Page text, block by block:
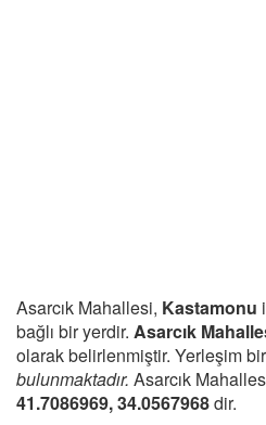
Asarcık Mahallesi, Kastamonu
bağlı bir yerdir. Asarcık
olarak belirlenmiştir. Yerleşim
bulunmaktadır. Asarcık
41.7086969, 34.0567968dir.